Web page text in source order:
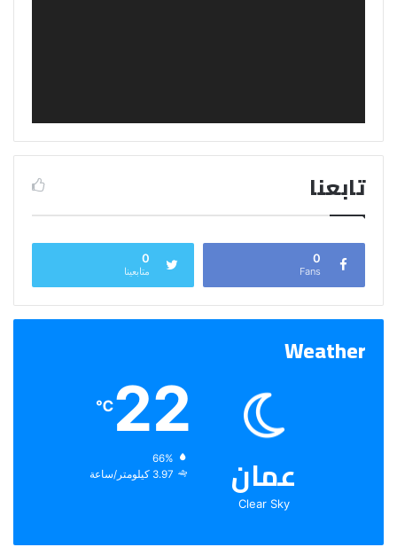
تابعنا
0
Fans
0
متابعينا
Weather
عمان
Clear Sky
22
℃
الرطوبة:
الرياح: